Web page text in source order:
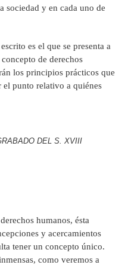
sociedad y en cada uno de
es el que se presenta a
de derechos
los principios prácticos que
punto relativo a quiénes
DEL S. XVIII
humanos, ésta
y acercamientos
tener un concepto único.
como veremos a